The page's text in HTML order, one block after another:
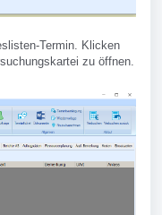
Termin. Klicken
zu öffnen.